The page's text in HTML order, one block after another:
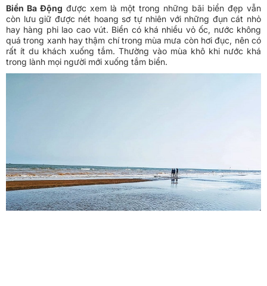
Biển Ba Động được xem là một trong những bãi biển đẹp vẫn
còn lưu giữ được nét hoang sơ tự nhiên với những đụn cát nhỏ
hay hàng phi lao cao vút. Biển có khá nhiều vỏ ốc, nước không
quá trong xanh hay thậm chí trong mùa mưa còn hơi đục, nên có
rất ít du khách xuống tắm. Thường vào mùa khô khi nước khá
trong lành mọi người mới xuống tắm biển.